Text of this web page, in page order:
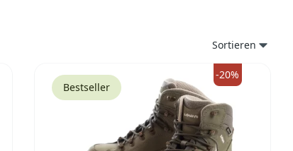
Sortieren
Bestseller
-20%